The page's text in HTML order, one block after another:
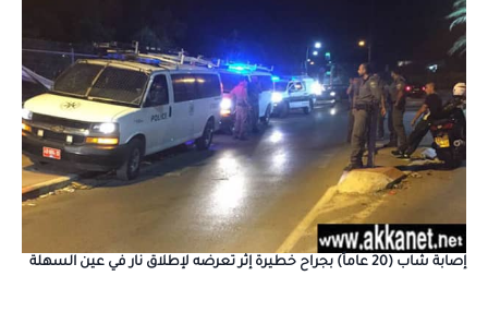
إصابة شاب (20 عاماً) بجراح خطيرة إثر تعرضه لإطلاق نار في عين السهلة